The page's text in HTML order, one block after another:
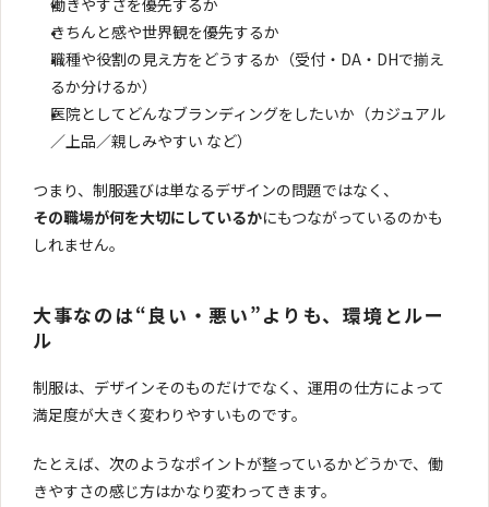
働きやすさを優先するか
きちんと感や世界観を優先するか
職種や役割の見え方をどうするか（受付・DA・DHで揃え
るか分けるか）
医院としてどんなブランディングをしたいか（カジュアル
／上品／親しみやすい など）
つまり、制服選びは単なるデザインの問題ではなく、
その職場が何を大切にしているかにもつながっているのかも
しれません。
大事なのは“良い・悪い”よりも、環境とルー
ル
制服は、デザインそのものだけでなく、運用の仕方によって
満足度が大きく変わりやすいものです。
たとえば、次のようなポイントが整っているかどうかで、働
きやすさの感じ方はかなり変わってきます。